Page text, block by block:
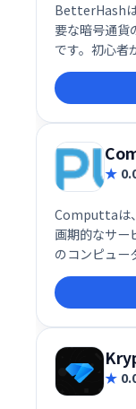
BetterHash
要な暗号通貨
です。初心者
き、複数の
グで、暗号資
Computtaは
画期的なサー
のコンピュー
す。特別な
ネーを稼ぐチ
手軽に暗号